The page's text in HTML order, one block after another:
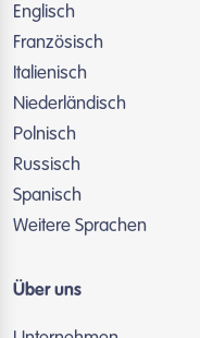
Englisch
Französisch
Italienisch
Niederländisch
Polnisch
Russisch
Spanisch
Weitere Sprachen
Über uns